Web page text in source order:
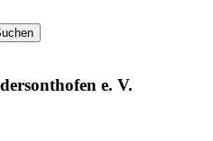
e. V.